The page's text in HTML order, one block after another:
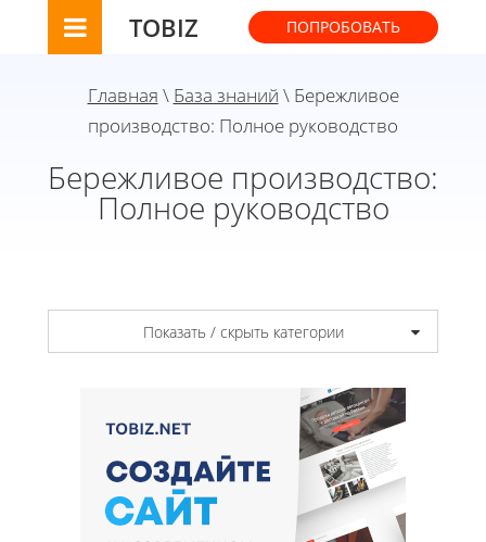
TOBIZ ПОПРОБОВАТЬ
Главная \ База знаний \ Бережливое
производство: Полное руководство
Бережливое производство:
Полное руководство
Показать / скрыть категории